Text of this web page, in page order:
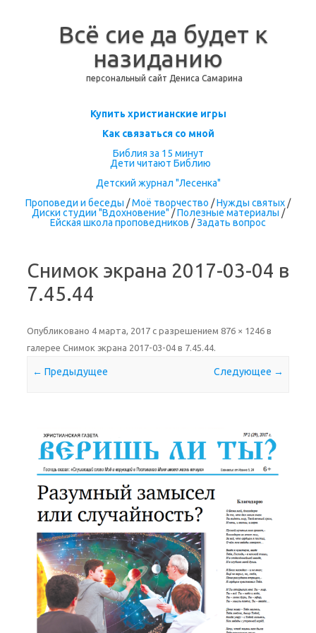
Всё сие да будет к
назиданию
персональный сайт Дениса Самарина
Перейти к содержимому
Купить христианские игры
Как связаться со мной
Библия за 15 минут
Дети читают Библию
Детский журнал "Лесенка"
Проповеди и беседы /Моё творчество /Нужды святых /
Диски студии "Вдохновение" /Полезные материалы /
Ейская школа проповедников /Задать вопрос
Снимок экрана 2017-03-04 в
7.45.44
Опубликовано 4 марта, 2017 с разрешением 876 × 1246 в
галерее Снимок экрана 2017-03-04 в 7.45.44.
← Предыдущее Следующее →